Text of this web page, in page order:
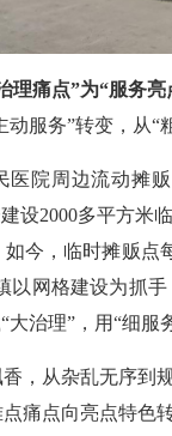
痛点”为“服务亮
服务”转变，从“
医院周边流动摊
设2000多平方米
今，临时摊贩点
以网格建设为抓
治理”，用“细服
，从杂乱无序到
痛点向亮点特色